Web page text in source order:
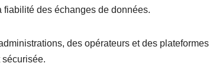
des échanges de données.
des opérateurs et des plateformes